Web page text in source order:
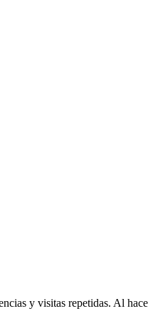
y visitas repetidas. Al